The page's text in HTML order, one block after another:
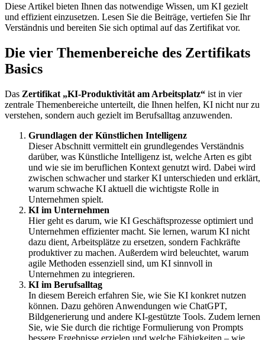
Diese Artikel bieten Ihnen das notwendige Wissen, um KI gezielt
und effizient einzusetzen. Lesen Sie die Beiträge, vertiefen Sie Ihr
Verständnis und bereiten Sie sich optimal auf das Zertifikat vor.
Die vier Themenbereiche des Zertifikats
Basics
Das Zertifikat „KI-Produktivität am Arbeitsplatz“ ist in vier
zentrale Themenbereiche unterteilt, die Ihnen helfen, KI nicht nur zu
verstehen, sondern auch gezielt im Berufsalltag anzuwenden.
Grundlagen der Künstlichen Intelligenz
Dieser Abschnitt vermittelt ein grundlegendes Verständnis
darüber, was Künstliche Intelligenz ist, welche Arten es gibt
und wie sie im beruflichen Kontext genutzt wird. Dabei wird
zwischen schwacher und starker KI unterschieden und erklärt,
warum schwache KI aktuell die wichtigste Rolle in
Unternehmen spielt.
KI im Unternehmen
Hier geht es darum, wie KI Geschäftsprozesse optimiert und
Unternehmen effizienter macht. Sie lernen, warum KI nicht
dazu dient, Arbeitsplätze zu ersetzen, sondern Fachkräfte
produktiver zu machen. Außerdem wird beleuchtet, warum
agile Methoden essenziell sind, um KI sinnvoll in
Unternehmen zu integrieren.
KI im Berufsalltag
In diesem Bereich erfahren Sie, wie Sie KI konkret nutzen
können. Dazu gehören Anwendungen wie ChatGPT,
Bildgenerierung und andere KI-gestützte Tools. Zudem lernen
Sie, wie Sie durch die richtige Formulierung von Prompts
bessere Ergebnisse erzielen und welche Fähigkeiten – wie